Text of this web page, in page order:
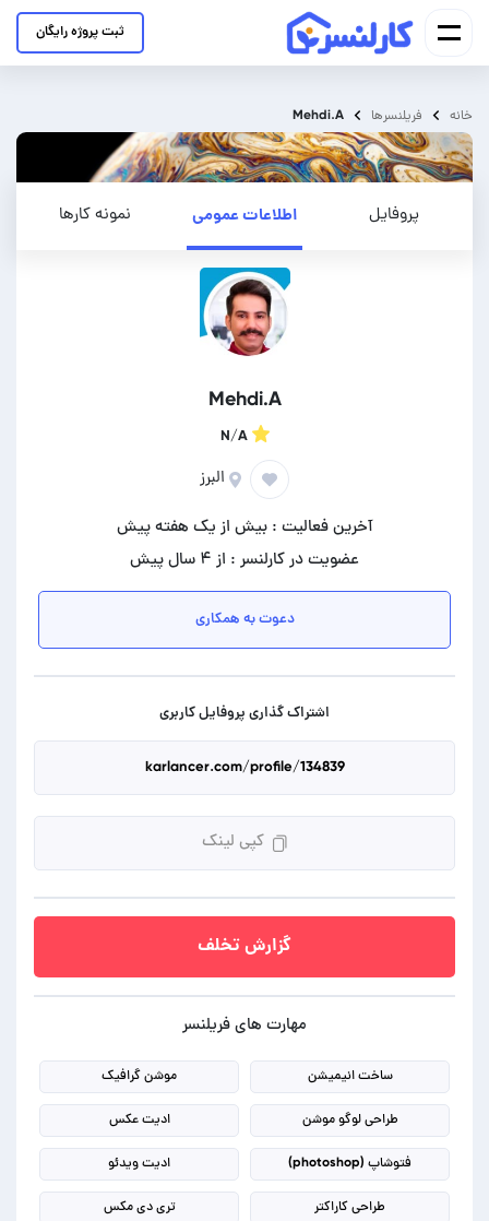
ثبت پروژه رایگان
خانه فریلنسرها Mehdi.A
نمونه کارها اطلاعات عمومی پروفایل
Mehdi.A
N/A
البرز
آخرین فعالیت : بیش از یک هفته پیش
عضویت در کارلنسر : از ۴ سال پیش
دعوت به همکاری
اشتراک گذاری پروفایل کاربری
کپی لینک
گزارش تخلف
مهارت های فریلنسر
ساخت انیمیشن موشن گرافیک
طراحی لوگو موشن ادیت عکس
فتوشاپ (photoshop) ادیت ویدئو
طراحی کاراکتر تری دی مکس